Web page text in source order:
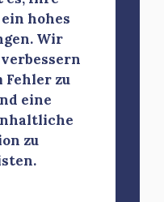
hohes
Wir
Fehler zu
eine
zu